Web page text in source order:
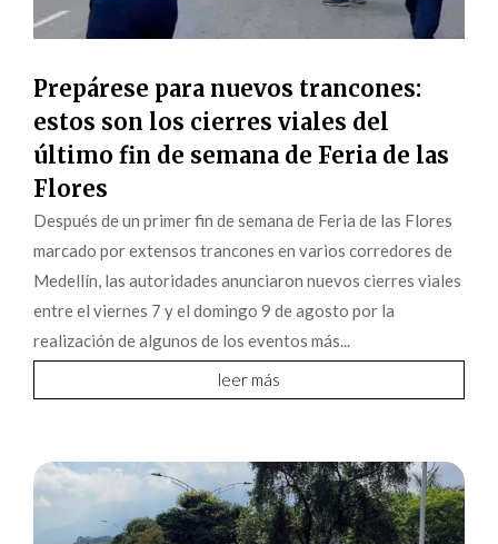
Prepárese para nuevos trancones:
estos son los cierres viales del
último fin de semana de Feria de las
Flores
Después de un primer fin de semana de Feria de las Flores
marcado por extensos trancones en varios corredores de
Medellín, las autoridades anunciaron nuevos cierres viales
entre el viernes 7 y el domingo 9 de agosto por la
realización de algunos de los eventos más...
leer más